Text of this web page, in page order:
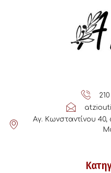
Αγ. Κωνσταντίνου 40,